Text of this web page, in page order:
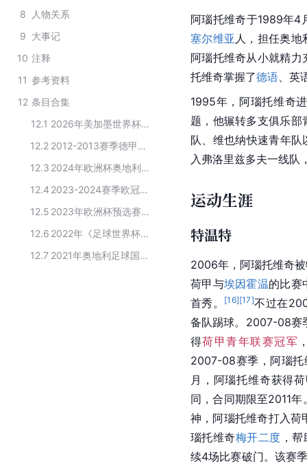
8
人物关系
9 大事记
10 注释
11 参考资料
12 条目合集
12.1
2026年美加墨世界杯奥地利队大名单
12.2
2012-2013赛季德甲联赛云达不莱梅队球员名单
12.3
2024年欧洲杯奥地利队大名单
12.4
2023-2024赛季欧冠联赛国际米兰队球员名单
12.5
2023年欧洲杯预选赛奥地利足球队球员名单
12.6
2022年《足球世界杯预选赛》奥地利国家队球员阵容
12.7
2021年奥地利足球国家队球员名单
阿瑙托维奇于1989年4
塞尔维亚 人，担任奥
阿瑙托维奇从小就精
托维奇掌握了德语 、英
1995年，阿瑙托维奇
题，他辗转多支俱乐部
队、维也纳快速青年
入弗洛里兹多夫一线队
运动生涯
特温特
2006年，阿瑙托维奇
荷甲与埃因霍温的比赛
首秀。
[16][17]不过在
备队踢球。2007-08赛
得荷甲青年联赛冠军
2007-08赛季，阿瑙托
月，阿瑙托维奇获得
同，合同期限至2011年
神，阿瑙托维奇打入荷
瑙托维奇梅开二度 ，
续4场比赛破门。该赛